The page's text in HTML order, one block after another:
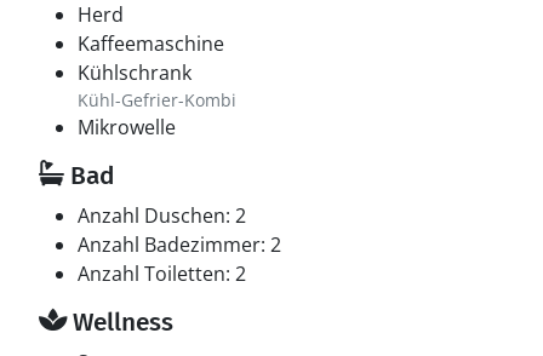
Herd
Kaffeemaschine
Kühlschrank
Kühl-Gefrier-Kombi
Mikrowelle
Bad
Anzahl Duschen: 2
Anzahl Badezimmer: 2
Anzahl Toiletten: 2
Wellness